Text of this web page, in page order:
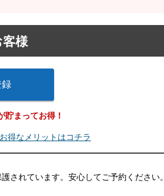
様
貯まってお得！
得なメリットはコチラ
されています。安心してご予約ください。